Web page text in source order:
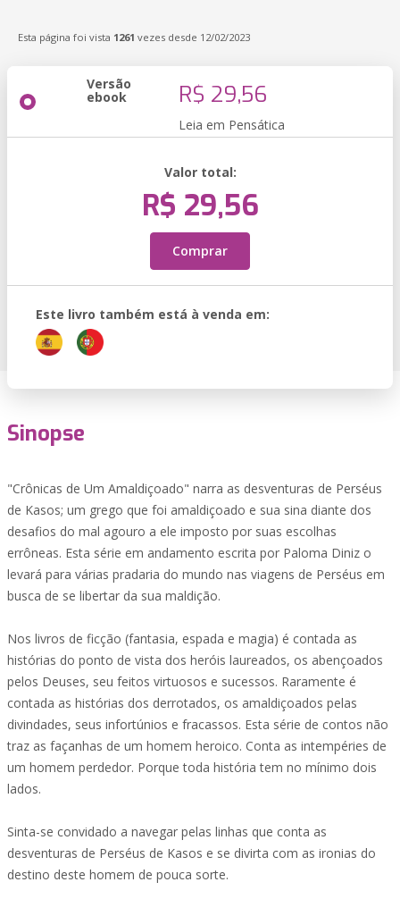
Esta página foi vista 1261 vezes desde 12/02/2023
Versão
ebook R$ 29,56
Leia em Pensática
Valor total:
R$ 29,56
Comprar
Este livro também está à venda em:
Sinopse
"Crônicas de Um Amaldiçoado" narra as desventuras de Perséus
de Kasos; um grego que foi amaldiçoado e sua sina diante dos
desafios do mal agouro a ele imposto por suas escolhas
errôneas. Esta série em andamento escrita por Paloma Diniz o
levará para várias pradaria do mundo nas viagens de Perséus em
busca de se libertar da sua maldição.
Nos livros de ficção (fantasia, espada e magia) é contada as
histórias do ponto de vista dos heróis laureados, os abençoados
pelos Deuses, seu feitos virtuosos e sucessos. Raramente é
contada as histórias dos derrotados, os amaldiçoados pelas
divindades, seus infortúnios e fracassos. Esta série de contos não
traz as façanhas de um homem heroico. Conta as intempéries de
um homem perdedor. Porque toda história tem no mínimo dois
lados.
Sinta-se convidado a navegar pelas linhas que conta as
desventuras de Perséus de Kasos e se divirta com as ironias do
destino deste homem de pouca sorte.